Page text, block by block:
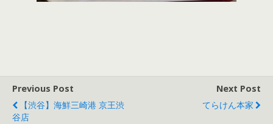
Previous Post
【渋谷】海鮮三崎港 京王渋
谷店
Next Post
てらけん本家